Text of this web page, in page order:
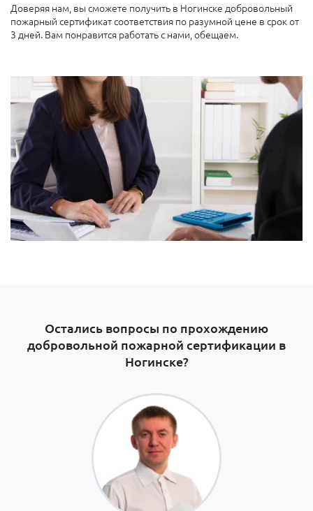
Доверяя нам, вы сможете получить в Ногинске добровольный
пожарный сертификат соответствия по разумной цене в срок от
3 дней. Вам понравится работать с нами, обещаем.
Остались вопросы по прохождению
добровольной пожарной сертификации в
Ногинске?